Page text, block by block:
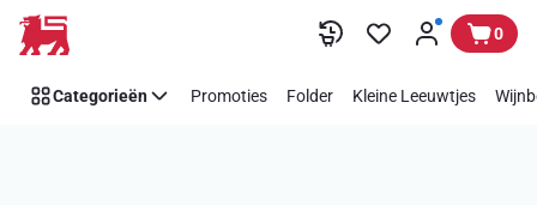
Overslaan 0
Categorieën Promoties Folder Kleine Leeuwtjes